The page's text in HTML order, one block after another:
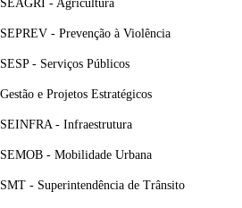
SEAGRI - Agricultura
SEPREV - Prevenção à Violência
SESP - Serviços Públicos
Gestão e Projetos Estratégicos
SEINFRA - Infraestrutura
SEMOB - Mobilidade Urbana
SMT - Superintendência de Trânsito